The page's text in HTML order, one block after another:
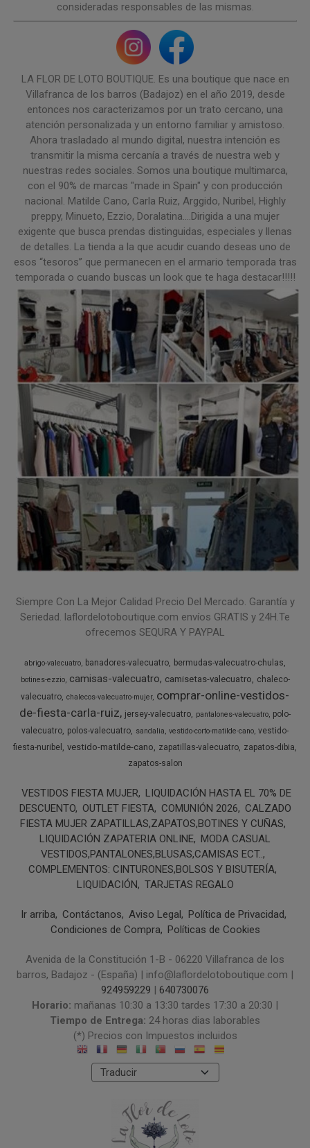
consideradas responsables de las mismas.
LA FLOR DE LOTO BOUTIQUE. Es una boutique que nace en
Villafranca de los barros (Badajoz) en el año 2019, desde
entonces nos caracterizamos por un trato cercano, una
atención personalizada y un entorno familiar y amistoso.
Ahora trasladado al mundo digital, nuestra intención es
transmitir la misma cercanía a través de nuestra web y
nuestras redes sociales. Somos una boutique multimarca,
con el 90% de marcas "made in Spain" y con producción
nacional. Matilde Cano, Carla Ruiz, Arggido, Nuribel, Highly
preppy, Minueto, Ezzio, Doralatina....Dirigida a una mujer
exigente que busca prendas distinguidas, especiales y llenas
de detalles. La tienda a la que acudir cuando deseas uno de
esos “tesoros” que permanecen en el armario temporada tras
temporada o cuando buscas un look que te haga destacar!!!!!
Siempre Con La Mejor Calidad Precio Del Mercado. Garantía y
Seriedad. laflordelotoboutique.com envíos GRATIS y 24H.Te
ofrecemos SEQURA Y PAYPAL
abrigo-valecuatro banadores-valecuatro bermudas-valecuatro-chulas
botines-ezzio camisas-valecuatro camisetas-valecuatro
chaleco-
valecuatro chalecos-valecuatro-mujer comprar-online-vestidos-
de-fiesta-carla-ruiz
jersey-valecuatro pantalones-valecuatro polo-
valecuatro polos-valecuatro sandalia vestido-corto-matilde-cano vestido-
fiesta-nuribel
vestido-matilde-cano zapatillas-valecuatro zapatos-dibia
zapatos-salon
VESTIDOS FIESTA MUJER LIQUIDACIÓN HASTA EL 70% DE
DESCUENTO OUTLET FIESTA COMUNIÓN 2026
CALZADO
FIESTA MUJER ZAPATILLAS,ZAPATOS,BOTINES Y CUÑAS
LIQUIDACIÓN ZAPATERIA ONLINE MODA CASUAL
VESTIDOS,PANTALONES,BLUSAS,CAMISAS ECT..
COMPLEMENTOS: CINTURONES,BOLSOS Y BISUTERÍA
LIQUIDACIÓN
TARJETAS REGALO
Ir arriba Contáctanos Aviso Legal
Política de Privacidad
Condiciones de Compra
Políticas de Cookies
Avenida de la Constitución 1-B - 06220 Villafranca de los
barros, Badajoz - (España) | info@laflordelotoboutique.com |
924959229 | 640730076
Horario: mañanas 10:30 a 13:30 tardes 17:30 a 20:30 |
Tiempo de Entrega: 24 horas dias laborables
(*) Precios con Impuestos incluidos